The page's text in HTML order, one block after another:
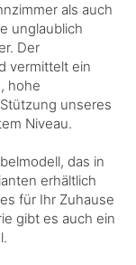
als auch
unglaublich
Der
vermittelt ein
hohe
unseres
Niveau.
das in
erhältlich
für Ihr Zuhause
gibt es auch ein